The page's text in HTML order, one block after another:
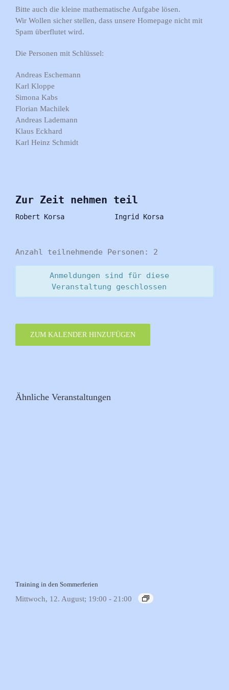
Bitte auch die kleine mathematische Aufgabe lösen.
Wir Wollen sicher stellen, dass unsere Homepage nicht mit
Spam überflutet wird.
Die Personen mit Schlüssel:
Andreas Eschemann
Karl Kloppe
Simona Kabs
Florian Machilek
Andreas Lademann
Klaus Eckhard
Karl Heinz Schmidt
Zur Zeit nehmen teil
Robert Korsa Ingrid Korsa
Anzahl teilnehmende Personen: 2
Anmeldungen sind für diese
Veranstaltung geschlossen
ZUM KALENDER HINZUFÜGEN
Ähnliche Veranstaltungen
Training in den Sommerferien
Mittwoch, 12. August; 19:00 - 21:00